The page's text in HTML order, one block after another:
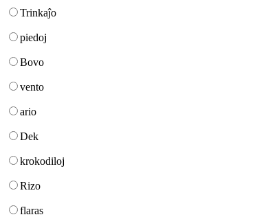
Trinkaĵo
piedoj
Bovo
vento
ario
Dek
krokodiloj
Rizo
flaras